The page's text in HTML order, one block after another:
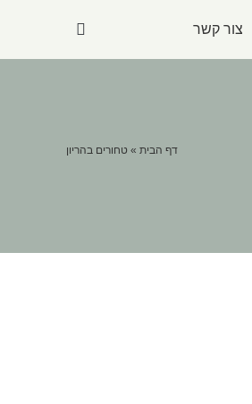
צור קשר
דף הבית » טחורים בהריון